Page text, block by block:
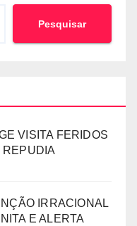
Pesquisar
VISITA FERIDOS
REPUDIA
IRRACIONAL
E ALERTA